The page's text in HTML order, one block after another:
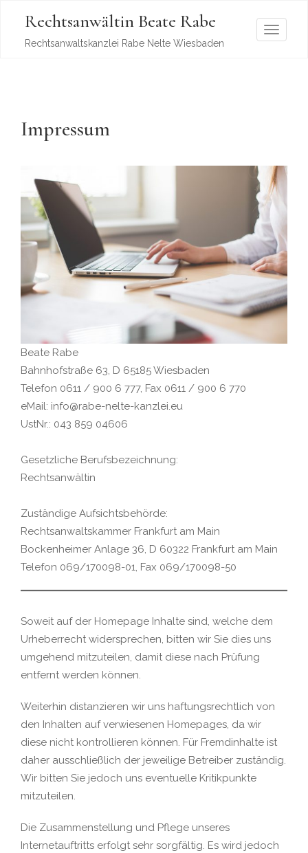
T
v
i
a
t
i
o
n
Rechtsanwältin Beate Rabe
Rechtsanwaltskanzlei Rabe Nelte Wiesbaden
Impressum
Beate Rabe
Bahnhofstraße 63, D 65185 Wiesbaden
Telefon 0611 / 900 6 777, Fax 0611 / 900 6 770
eMail: info@rabe-nelte-kanzlei.eu
UstNr.: 043 859 04606
Gesetzliche Berufsbezeichnung:
Rechtsanwältin
Zuständige Aufsichtsbehörde:
Rechtsanwaltskammer Frankfurt am Main
Bockenheimer Anlage 36, D 60322 Frankfurt am Main
Telefon 069/170098-01, Fax 069/170098-50
Soweit auf der Homepage Inhalte sind, welche dem
Urheberrecht widersprechen, bitten wir Sie dies uns
umgehend mitzuteilen, damit diese nach Prüfung
entfernt werden können.
Weiterhin distanzieren wir uns haftungsrechtlich von
den Inhalten auf verwiesenen Homepages, da wir
diese nicht kontrollieren können. Für Fremdinhalte ist
daher ausschließlich der jeweilige Betreiber zuständig.
Wir bitten Sie jedoch uns eventuelle Kritikpunkte
mitzuteilen.
Die Zusammenstellung und Pflege unseres
Internetauftritts erfolgt sehr sorgfältig. Es wird jedoch